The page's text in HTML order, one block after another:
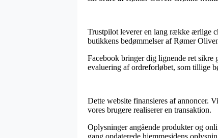
Trustpilot leverer en lang række ærlige
butikkens bedømmelser af Rømer
Facebook bringer dig lignende ret
evaluering af ordreforløbet, som tillige
Dette website finansieres af annoncer.
vores brugere realiserer en transaktion.
Oplysninger angående produkter og
gang opdaterede hjemmesidens